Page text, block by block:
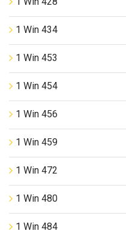
1 Win 434
1 Win 453
1 Win 454
1 Win 456
1 Win 459
1 Win 472
1 Win 480
1 Win 484